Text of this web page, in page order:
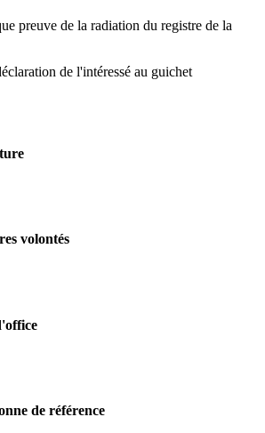
preuve de la radiation du registre de la
de l'intéressé au guichet
volontés
de référence